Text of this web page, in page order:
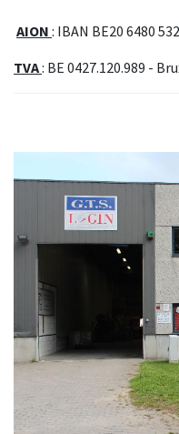
AION : IBAN BE20 6480
TVA: BE 0427.120.989 -